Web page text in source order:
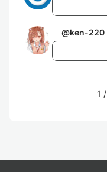
@ken-220
1 /